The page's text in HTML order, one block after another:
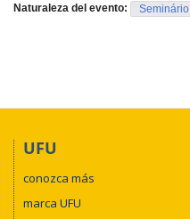
Naturaleza del evento: Seminário
UFU
conozca más
marca UFU